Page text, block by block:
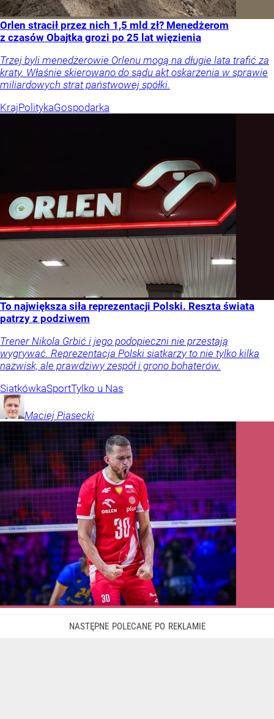
Orlen stracił przez nich 1,5 mld zł? Menedżerom
z czasów Obajtka grozi po 25 lat więzienia
Trzej byli menedżerowie Orlenu mogą na długie lata trafić za
kraty. Właśnie skierowano do sądu akt oskarżenia w sprawie
miliardowych strat państwowej spółki.
KrajPolitykaGospodarka
To największa siła reprezentacji Polski. Reszta świata
patrzy z podziwem
Trener Nikola Grbić i jego podopieczni nie przestają
wygrywać. Reprezentacja Polski siatkarzy to nie tylko kilka
nazwisk, ale prawdziwy zespół i grono bohaterów.
SiatkówkaSportTylko u Nas
Maciej Piasecki